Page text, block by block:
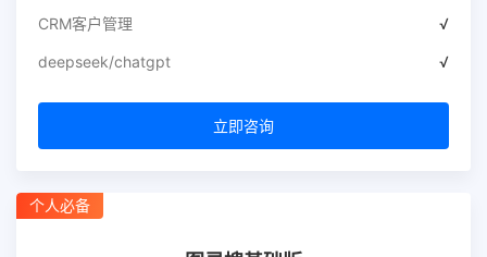
CRM客户管理 √
deepseek/chatgpt √
立即咨询
个人必备